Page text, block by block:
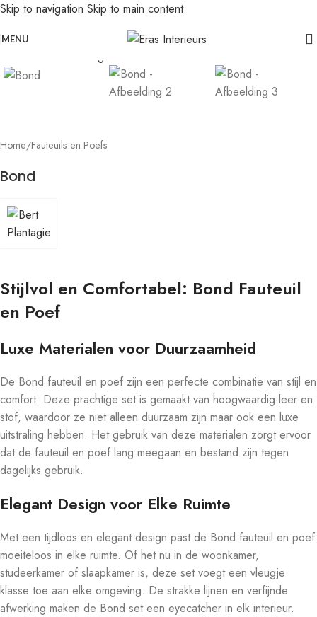
Skip to navigation Skip to main content
MENU
Home/Fauteuils en Poefs
Bond
Stijlvol en Comfortabel: Bond Fauteuil
en Poef
Luxe Materialen voor Duurzaamheid
De Bond fauteuil en poef zijn een perfecte combinatie van stijl en
comfort. Deze prachtige set is gemaakt van hoogwaardig leer en
stof, waardoor ze niet alleen duurzaam zijn maar ook een luxe
uitstraling hebben. Het gebruik van deze materialen zorgt ervoor
dat de fauteuil en poef lang meegaan en bestand zijn tegen
dagelijks gebruik.
Elegant Design voor Elke Ruimte
Met een tijdloos en elegant design past de Bond fauteuil en poef
moeiteloos in elke ruimte. Of het nu in de woonkamer,
studeerkamer of slaapkamer is, deze set voegt een vleugje
klasse toe aan elke omgeving. De strakke lijnen en verfijnde
afwerking maken de Bond set een eyecatcher in elk interieur.